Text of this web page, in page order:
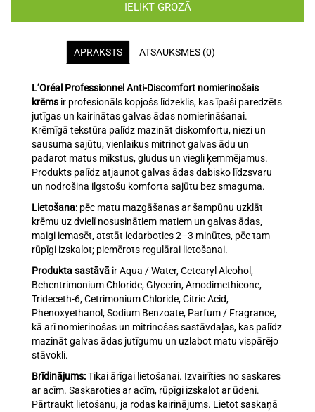
IELIKT GROZĀ
APRAKSTS ATSAUKSMES (0)
L’Oréal Professionnel Anti-Discomfort nomierinošais
krēms ir profesionāls kopjošs līdzeklis, kas īpaši paredzēts
jutīgas un kairinātas galvas ādas nomierināšanai.
Krēmīgā tekstūra palīdz mazināt diskomfortu, niezi un
sausuma sajūtu, vienlaikus mitrinot galvas ādu un
padarot matus mīkstus, gludus un viegli ķemmējamus.
Produkts palīdz atjaunot galvas ādas dabisko līdzsvaru
un nodrošina ilgstošu komforta sajūtu bez smaguma.
Lietošana: pēc matu mazgāšanas ar šampūnu uzklāt
krēmu uz dvielī nosusinātiem matiem un galvas ādas,
maigi iemasēt, atstāt iedarboties 2–3 minūtes, pēc tam
rūpīgi izskalot; piemērots regulārai lietošanai.
Produkta sastāvā ir Aqua / Water, Cetearyl Alcohol,
Behentrimonium Chloride, Glycerin, Amodimethicone,
Trideceth-6, Cetrimonium Chloride, Citric Acid,
Phenoxyethanol, Sodium Benzoate, Parfum / Fragrance,
kā arī nomierinošas un mitrinošas sastāvdaļas, kas palīdz
mazināt galvas ādas jutīgumu un uzlabot matu vispārējo
stāvokli.
Brīdinājums:Tikai ārīgai lietošanai. Izvairīties no saskares
ar acīm. Saskaroties ar acīm, rūpīgi izskalot ar ūdeni.
Pārtraukt lietošanu, ja rodas kairinājums. Lietot saskaņā